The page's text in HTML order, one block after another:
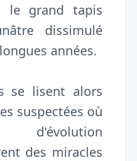
le grand tapis
dissimulé
années.
se lisent alors
suspectées où
des miracles